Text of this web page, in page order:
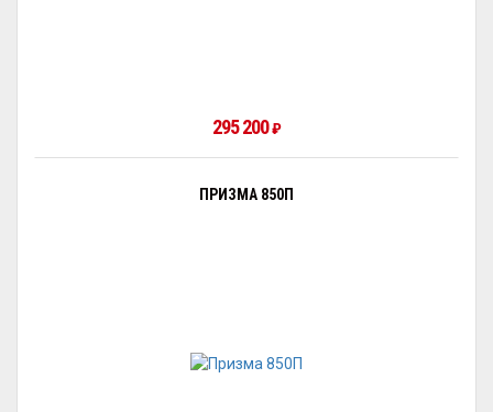
295 200₽
ПРИЗМА 850П